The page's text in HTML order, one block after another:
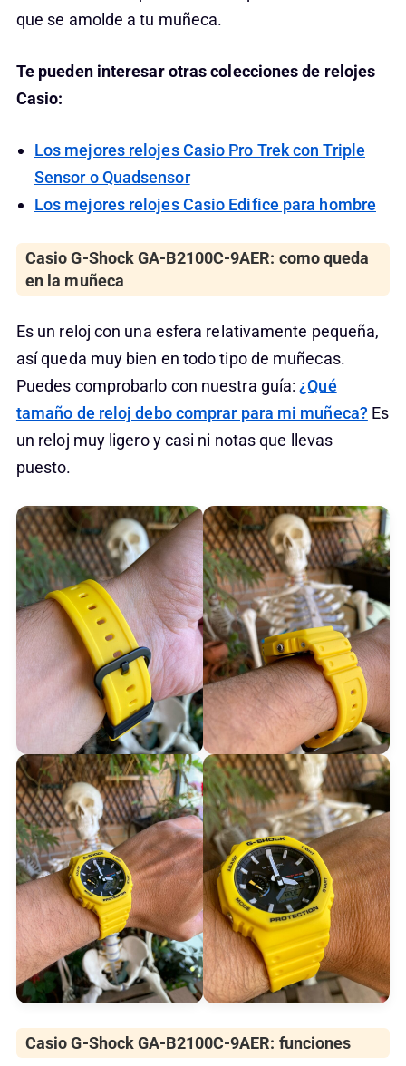
que se amolde a tu muñeca.
Te pueden interesar otras colecciones de relojes
Casio:
Los mejores relojes Casio Pro Trek con Triple
Sensor o Quadsensor
Los mejores relojes Casio Edifice para hombre
Casio G-Shock GA-B2100C-9AER: como queda
en la muñeca
Es un reloj con una esfera relativamente pequeña,
así queda muy bien en todo tipo de muñecas.
Puedes comprobarlo con nuestra guía:¿Qué
tamaño de reloj debo comprar para mi muñeca? Es
un reloj muy ligero y casi ni notas que llevas
puesto.
Casio G-Shock GA-B2100C-9AER: funciones